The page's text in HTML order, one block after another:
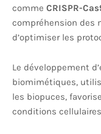
comme CRISPR-
compréhension des
d’optimiser les
Le développement
biomimétiques,
les biopuces,
conditions